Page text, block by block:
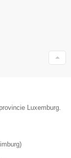
Luxemburg.
)